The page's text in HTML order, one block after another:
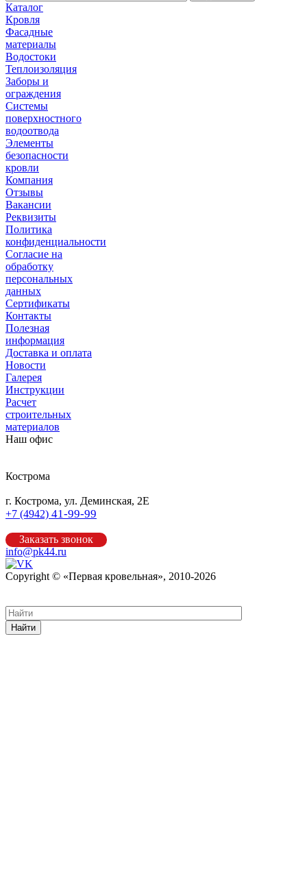
Каталог
Кровля
Фасадные
материалы
Водостоки
Теплоизоляция
Заборы и
ограждения
Системы
поверхностного
водоотвода
Элементы
безопасности
кровли
Компания
Отзывы
Вакансии
Реквизиты
Политика
конфиденциальности
Согласие на
обработку
персональных
данных
Сертификаты
Контакты
Полезная
информация
Доставка и оплата
Новости
Галерея
Инструкции
Расчет
строительных
материалов
Наш офис
Кострома
г. Кострома, ул. Деминская, 2Е
+7 (4942) 41-99-99
Заказать звонок
info@pk44.ru
Copyright © «Первая кровельная», 2010-2026
Найти